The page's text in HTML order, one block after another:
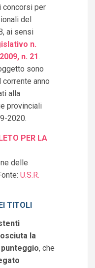
concorsi per
del
ai sensi
n.
n. 21.
sono
anno
alla
provinciali
2020.
PER LA
delle
U.S.R.
TITOLI
la
, che